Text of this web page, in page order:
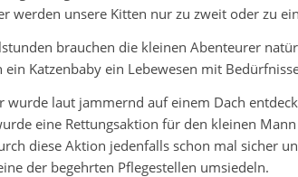
werden unsere Kitten nur zu zweit oder zu
brauchen die kleinen Abenteurer
Katzenbaby ein Lebewesen mit
laut jammernd auf einem Dach
eine Rettungsaktion für den kleinen
diese Aktion jedenfalls schon mal sicher
der begehrten Pflegestellen umsiedeln.